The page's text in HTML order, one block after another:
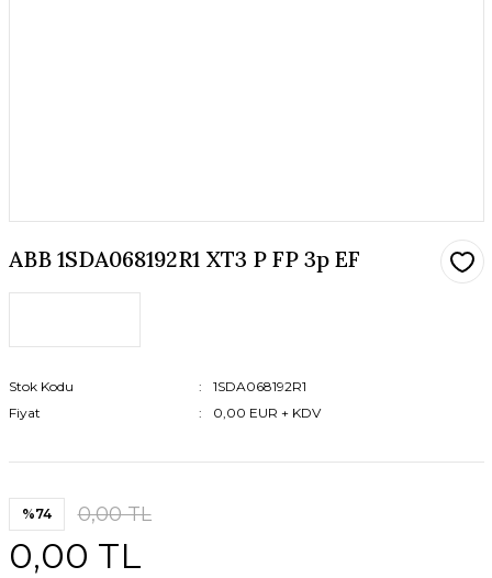
ABB 1SDA068192R1 XT3 P FP 3p EF
Stok Kodu
1SDA068192R1
Fiyat
0,00 EUR + KDV
%74 0,00 TL
0,00 TL